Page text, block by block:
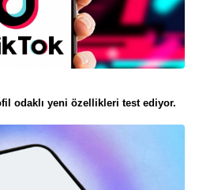
odaklı yeni özellikleri test ediyor.